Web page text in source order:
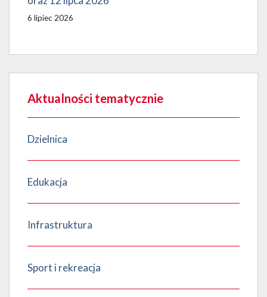
6 lipiec 2026
Aktualności tematycznie
Dzielnica
Edukacja
Infrastruktura
Sport i rekreacja